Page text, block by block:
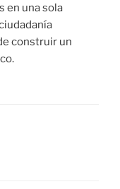
en una sola
construir un